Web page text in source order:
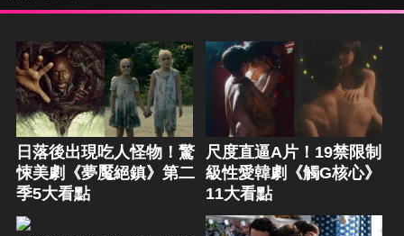
日落後出現吃人怪物！驚
悚美劇《夢魘絕鎮》第二
季5大看點
尺度直逼A片！19禁限制
級性愛韓劇《觸G核心》
11大看點